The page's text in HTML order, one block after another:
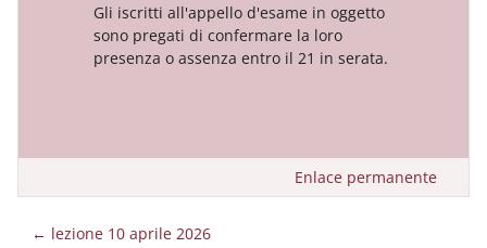
Gli iscritti all'appello d'esame in oggetto
sono pregati di confermare la loro
presenza o assenza entro il 21 in serata.
Enlace permanente
← lezione 10 aprile 2026